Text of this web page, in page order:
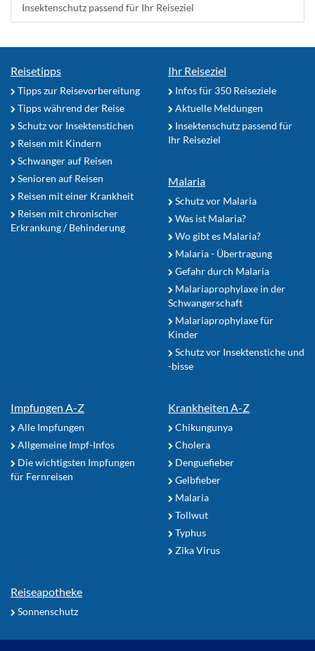
Insektenschutz passend für Ihr Reiseziel
Reisetipps
Tipps zur Reisevorbereitung
Tipps während der Reise
Schutz vor Insektenstichen
Reisen mit Kindern
Schwanger auf Reisen
Senioren auf Reisen
Reisen mit einer Krankheit
Reisen mit chronischer
Erkrankung / Behinderung
Ihr Reiseziel
Infos für 350 Reiseziele
Aktuelle Meldungen
Insektenschutz passend für
Ihr Reiseziel
Malaria
Schutz vor Malaria
Was ist Malaria?
Wo gibt es Malaria?
Malaria - Übertragung
Gefahr durch Malaria
Malariaprophylaxe in der
Schwangerschaft
Malariaprophylaxe für
Kinder
Schutz vor Insektenstiche und
-bisse
Impfungen A-Z
Alle Impfungen
Allgemeine Impf-Infos
Die wichtigsten Impfungen
für Fernreisen
Krankheiten A-Z
Chikungunya
Cholera
Denguefieber
Gelbfieber
Malaria
Tollwut
Typhus
Zika Virus
Reiseapotheke
Sonnenschutz